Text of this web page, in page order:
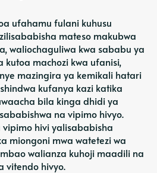
ufahamu fulani kuhusu
mateso makubwa
waliochaguliwa kwa sababu ya
kutoa machozi kwa ufanisi,
mazingira ya kemikali hatari
kufanya kazi katika
bila kinga dhidi ya
na vipimo hivyo.
hivi yalisababisha
miongoni mwa watetezi wa
walianza kuhoji maadili na
vitendo hivyo.